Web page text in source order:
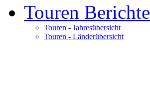
Touren Berichte
Touren - Jahresübersicht
Touren - Länderübersicht